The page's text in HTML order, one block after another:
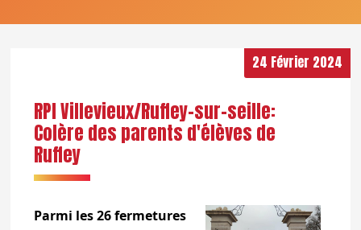
24 Février 2024
RPI Villevieux/Ruffey-sur-seille:
Colère des parents d'élèves de
Ruffey
Parmi les 26 fermetures